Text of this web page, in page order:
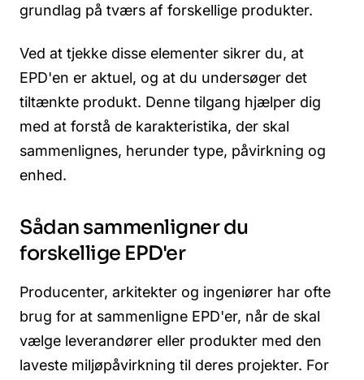
grundlag på tværs af forskellige produkter.
Ved at tjekke disse elementer sikrer du, at
EPD'en er aktuel, og at du undersøger det
tiltænkte produkt. Denne tilgang hjælper dig
med at forstå de karakteristika, der skal
sammenlignes, herunder type, påvirkning og
enhed.
Sådan sammenligner du
forskellige EPD'er
Producenter, arkitekter og ingeniører har ofte
brug for at sammenligne EPD'er, når de skal
vælge leverandører eller produkter med den
laveste miljøpåvirkning til deres projekter. For